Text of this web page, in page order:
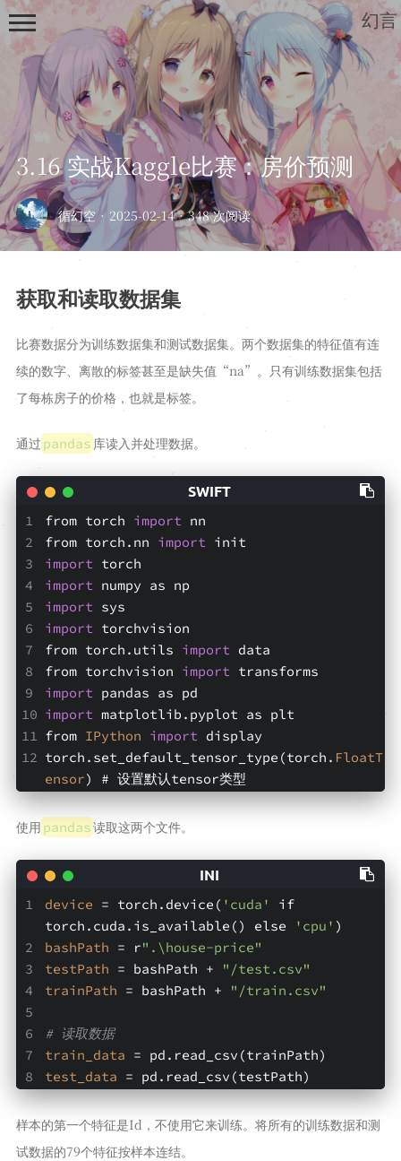
3.16 实战Kaggle比赛：房价预测
循幻空 · 2025-02-14 · 348 次阅读
获取和读取数据集
比赛数据分为训练数据集和测试数据集。两个数据集的特征值有连
续的数字、离散的标签甚至是缺失值“na”。只有训练数据集包括
了每栋房子的价格，也就是标签。
通过 pandas 库读入并处理数据。
from torch import nn
from torch.nn import init
import torch
import numpy as np
import sys
import torchvision
from torch.utils import data
from torchvision import transforms
import pandas as pd
import matplotlib.pyplot as plt
from IPython import display
torch.set_default_tensor_type(torch. FloatT
ensor) # 设置默认tensor类型
使用 pandas读取这两个文件。
device = torch.device( 'cuda'
if
torch.cuda.is_available() else
'cpu' )
bashPath = r".\house-price"
testPath = bashPath +
"/test.csv"
trainPath = bashPath + "/train.csv"
# 读取数据
train_data = pd.read_csv(trainPath)
test_data = pd.read_csv(testPath)
样本的第一个特征是Id，不使用它来训练。将所有的训练数据和测
试数据的79个特征按样本连结。
幻言
首页
归档
笔记
开发板
GAMES
词汇表
工具
Time
JSON
学术站
Argon站
留言板